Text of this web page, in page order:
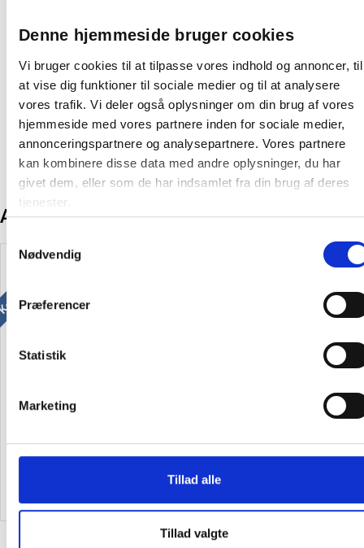
Denne hjemmeside bruger cookies
Vi bruger cookies til at tilpasse vores indhold og annoncer, til
at vise dig funktioner til sociale medier og til at analysere
vores trafik. Vi deler også oplysninger om din brug af vores
hjemmeside med vores partnere inden for sociale medier,
annonceringspartnere og analysepartnere. Vores partnere
kan kombinere disse data med andre oplysninger, du har
givet dem, eller som de har indsamlet fra din brug af deres
tjenester.
Nødvendig
Præferencer
Statistik
Marketing
Tillad alle
Tillad valgte
Producent: Lintex
Variant: Tavle
Andre kunder købte også
mere og spar
3,06/ Stk
inkl. moms
Spar 15%
med magnetisk, sæt a 6 stk
59,94 kr.
50,95/ Sæt
inkl. moms